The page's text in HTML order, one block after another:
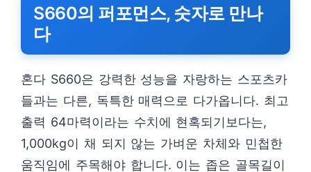
S660의 퍼포먼스, 숫자로 만나
다
혼다 S660은 강력한 성능을 자랑하는 스포츠카
들과는 다른, 독특한 매력으로 다가옵니다. 최고
출력 64마력이라는 수치에 현혹되기보다는,
1,000kg이 채 되지 않는 가벼운 차체와 민첩한
움직임에 주목해야 합니다. 이는 좁은 골목길이